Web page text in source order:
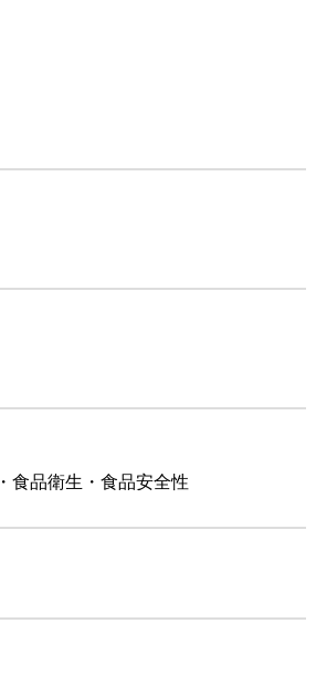
食品衛生・食品安全性